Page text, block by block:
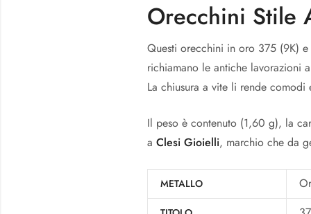
Orecchini Stile
Questi orecchini in oro 375 (9K)
richiamano le antiche lavorazioni
La chiusura a vite li rende
Il peso è contenuto (1,60 g), la
aClesi Gioielli, marchio che da
METALLO